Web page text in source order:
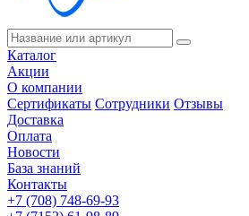
Каталог
Акции
О компании
Сертификаты Сотрудники Отзывы
Доставка
Оплата
Новости
База знаний
Контакты
+7 (708) 748-69-93